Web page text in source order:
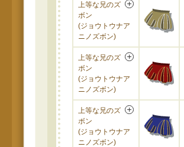
上等な兄のズ
ボン
(ジョウトウナア
ニノズボン)
上等な兄のズ
ボン
(ジョウトウナア
ニノズボン)
上等な兄のズ
ボン
(ジョウトウナア
ニノズボン)